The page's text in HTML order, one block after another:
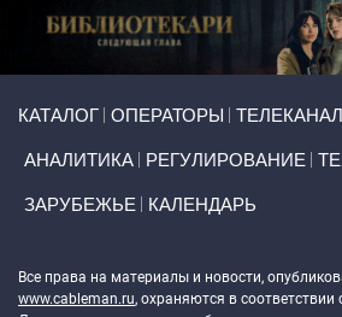
КАТАЛОГ ОПЕРАТОРЫ
АНАЛИТИКА РЕГУЛИРОВАНИЕ
ЗАРУБЕЖЬЕ КАЛЕНДАРЬ
Все права на материалы и новости,
www.cableman.ru, охраняются в